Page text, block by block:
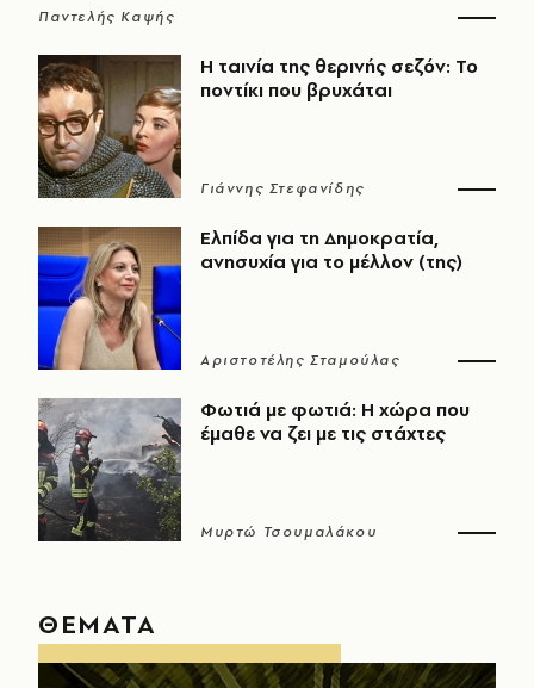
Παντελής Καψής
Η ταινία της θερινής σεζόν: Το
ποντίκι που βρυχάται
Γιάννης Στεφανίδης
Ελπίδα για τη Δημοκρατία,
ανησυχία για το μέλλον (της)
Αριστοτέλης Σταμούλας
Φωτιά με φωτιά: Η χώρα που
έμαθε να ζει με τις στάχτες
Μυρτώ Τσουμαλάκου
ΘΕΜΑΤΑ